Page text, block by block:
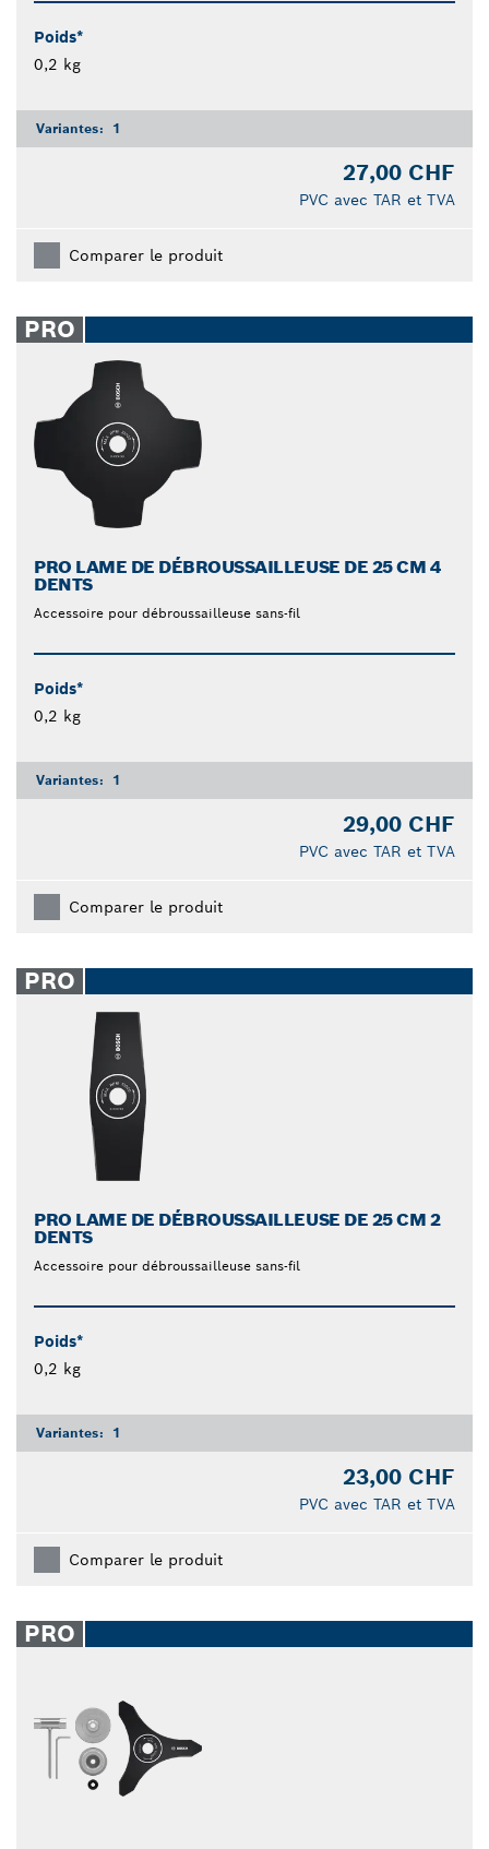
Poids*
0,2 kg
Variantes: 1
27,00 CHF
PVC avec TAR et TVA
Comparer le produit
PRO
PRO LAME DE DÉBROUSSAILLEUSE DE 25 CM 4
DENTS
Accessoire pour débroussailleuse sans-fil
Poids*
0,2 kg
Variantes: 1
29,00 CHF
PVC avec TAR et TVA
Comparer le produit
PRO
PRO LAME DE DÉBROUSSAILLEUSE DE 25 CM 2
DENTS
Accessoire pour débroussailleuse sans-fil
Poids*
0,2 kg
Variantes: 1
23,00 CHF
PVC avec TAR et TVA
Comparer le produit
PRO